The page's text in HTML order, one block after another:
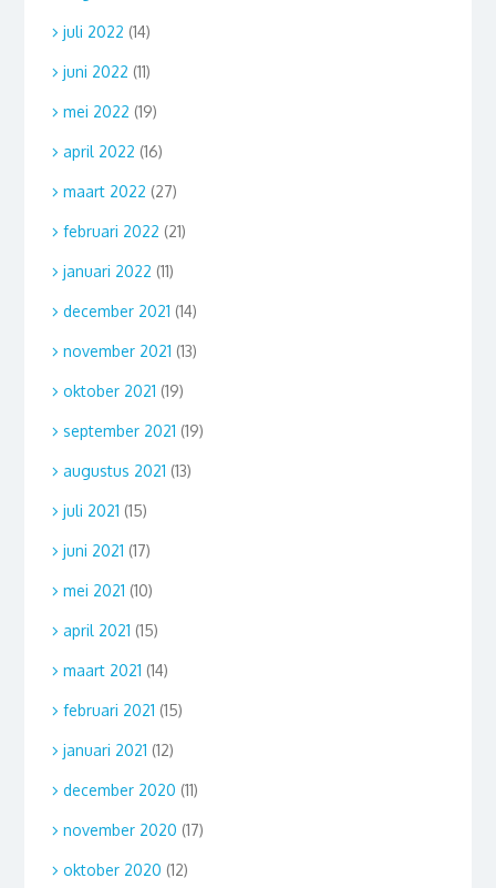
juli 2022 (14)
juni 2022 (11)
mei 2022 (19)
april 2022 (16)
maart 2022 (27)
februari 2022 (21)
januari 2022 (11)
december 2021 (14)
november 2021 (13)
oktober 2021 (19)
september 2021 (19)
augustus 2021 (13)
juli 2021 (15)
juni 2021 (17)
mei 2021 (10)
april 2021 (15)
maart 2021 (14)
februari 2021 (15)
januari 2021 (12)
december 2020 (11)
november 2020 (17)
oktober 2020 (12)